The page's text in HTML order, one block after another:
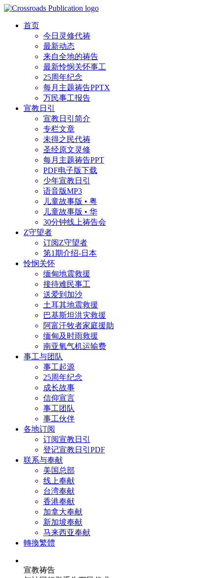
首页
今日灵修代祷
最新动态
来自全地的祷告
最新怜悯关怀事工
25周年纪念
每月主题祷告PPTX
万民事工报告
宣教日引
宣教日引简介
专栏文章
未得之民代祷
圣经原文灵修
每月主题祷告PPT
PDF电子版下载
少年宣教日引
语音版MP3
儿童故事版 • 粤
儿童故事版 • 华
30分钟线上祷告会
Z守望者
订阅Z守望者
第1期介绍-日本
怜悯关怀
缅甸地震救援
接待难民事工
送爱到加沙
土耳其地震救援
巴基斯坦洪灾救援
阿富汗牧者家庭援助
缅甸及时雨救援
南亚氧气机运输费
事工与团队
事工起源
25周年纪念
成长故事
信仰宣言
事工团队
事工伙伴
各地订阅
订阅宣教日引
登记宣教日引PDF
联系与奉献
美国总部
线上奉献
台湾奉献
香港奉献
加拿大奉献
新加坡奉献
马来西亚奉献
轉換繁體
宣教祷告